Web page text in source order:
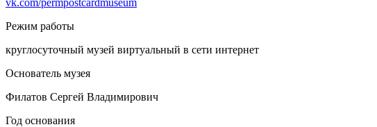
Режим работы
круглосуточный музей виртуальный в сети интернет
Основатель музея
Филатов Сергей Владимирович
Год основания